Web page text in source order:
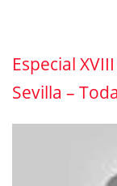
Especial
Sevilla –